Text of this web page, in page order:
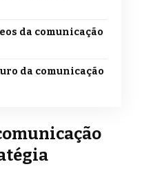
da comunicação
da comunicação